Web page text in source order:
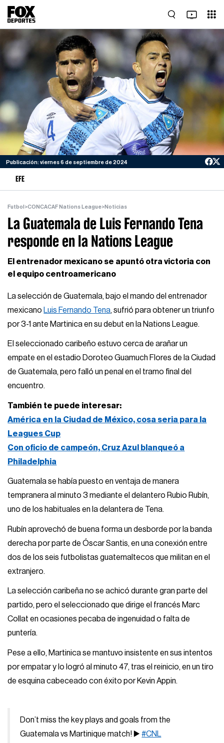
Publicación: viernes 6 de septiembre de 2024
EFE
Futbol >CONCACAF Nations League>Noticias
La Guatemala de Luis Fernando Tena
responde en la Nations League
El entrenador mexicano se apuntó otra victoria con
el equipo centroamericano
La selección de Guatemala, bajo el mando del entrenador
mexicano Luis Fernando Tena, sufrió para obtener un triunfo
por 3-1 ante Martinica en su debut en la Nations League.
El seleccionado caribeño estuvo cerca de arañar un
empate en el estadio Doroteo Guamuch Flores de la Ciudad
de Guatemala, pero falló un penal en el tramo final del
encuentro.
También te puede interesar:
América en la Ciudad de México, cosa seria para la
Leagues Cup
Con oficio de campeón, Cruz Azul blanqueó a
Philadelphia
Guatemala se había puesto en ventaja de manera
tempranera al minuto 3 mediante el delantero Rubio Rubín,
uno de los habituales en la delantera de Tena.
Rubín aprovechó de buena forma un desborde por la banda
derecha por parte de Óscar Santis, en una conexión entre
dos de los seis futbolistas guatemaltecos que militan en el
extranjero.
La selección caribeña no se achicó durante gran parte del
partido, pero el seleccionado que dirige el francés Marc
Collat en ocasiones pecaba de ingenuidad o falta de
puntería.
Pese a ello, Martinica se mantuvo insistente en sus intentos
por empatar y lo logró al minuto 47, tras el reinicio, en un tiro
de esquina cabeceado con éxito por Kevin Appin.
Don’t miss the key plays and goals from the
Guatemala vs Martinique match! ▶️#CNL